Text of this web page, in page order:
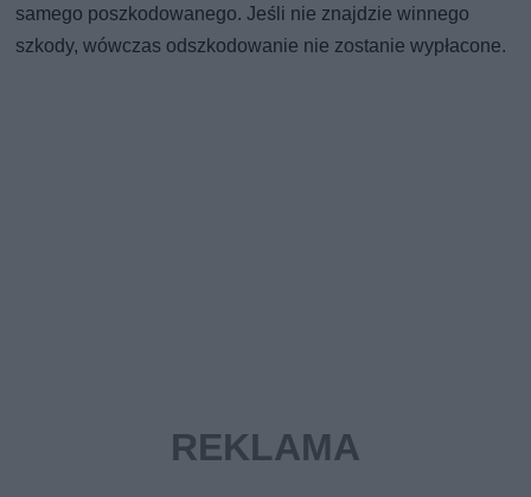
samego poszkodowanego. Jeśli nie znajdzie winnego
szkody, wówczas odszkodowanie nie zostanie wypłacone.